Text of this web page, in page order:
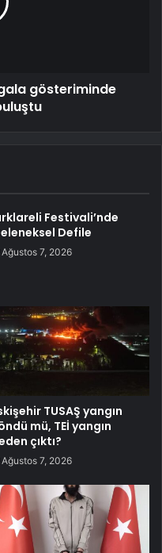
gösteriminde
Festivali’nde
Defile
Ağustos 7, 2026
TUSAŞ yangın
mü, TEİ yangın
çıktı?
Ağustos 7, 2026